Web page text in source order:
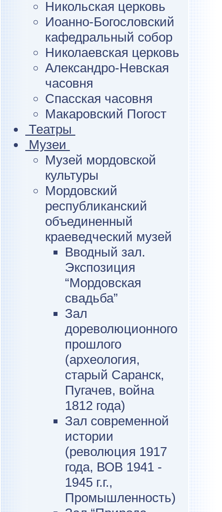
Никольская церковь
Иоанно-Богословский
кафедральный собор
Николаевская церковь
Александро-Невская
часовня
Спасская часовня
Макаровский Погост
Театры
Музеи
Музей мордовской
культуры
Мордовский
республиканский
объединенный
краеведческий музей
Вводный зал.
Экспозиция
“Мордовская
свадьба”
Зал
дореволюционного
прошлого
(археология,
старый Саранск,
Пугачев, война
1812 года)
Зал современной
истории
(революция 1917
года, ВОВ 1941 -
1945 г.г.,
Промышленность)